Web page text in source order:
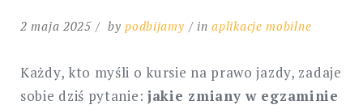
2 maja 2025 bypodbijamy inaplikacje mobilne
Każdy, kto myśli o kursie na prawo jazdy, zadaje
sobie dziś pytanie: jakie zmiany w egzaminie